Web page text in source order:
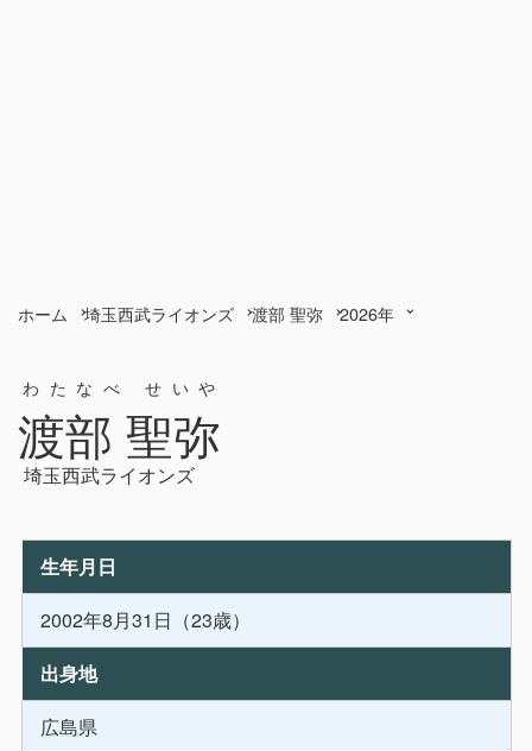
ホーム 埼玉西武ライオンズ 渡部 聖弥 2026年
渡部 聖弥
わたなべ せいや
埼玉西武ライオンズ
生年月日
2002年8月31日（23歳）
出身地
広島県